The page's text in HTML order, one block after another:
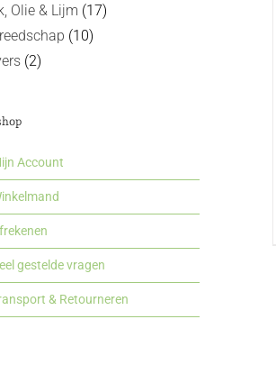
Olie & Lijm (17)
(10)
(2)
Account
gestelde vragen
& Retourneren